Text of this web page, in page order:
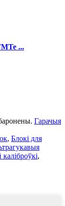
...
Гарачыя
, Блокі для
,